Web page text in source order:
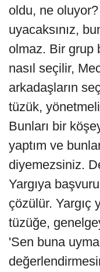
oldu, ne
uyacaksınız,
olmaz. Bir grup
nasıl seçilir,
arkadaşların
tüzük,
Bunları bir
yaptım ve
diyemezsiniz.
Yargıya
çözülür. Yargıç
tüzüğe,
'Sen buna